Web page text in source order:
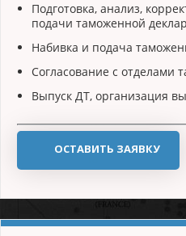
Подготовка, анализ,
подачи таможенной
Набивка и подача
Согласование с отделами
Выпуск ДТ, организация
ОСТАВИТЬ ЗАЯВКУ